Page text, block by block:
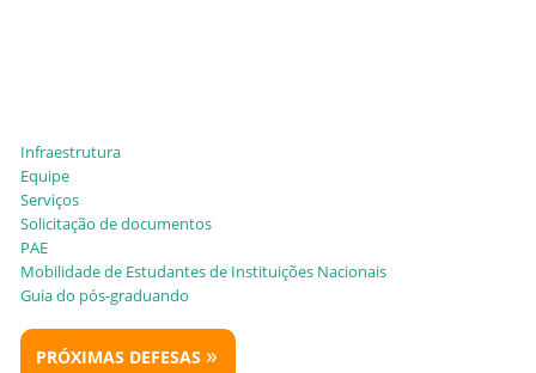
Infraestrutura
Equipe
Serviços
Solicitação de documentos
PAE
Mobilidade de Estudantes de Instituições Nacionais
Guia do pós-graduando
PRÓXIMAS DEFESAS »